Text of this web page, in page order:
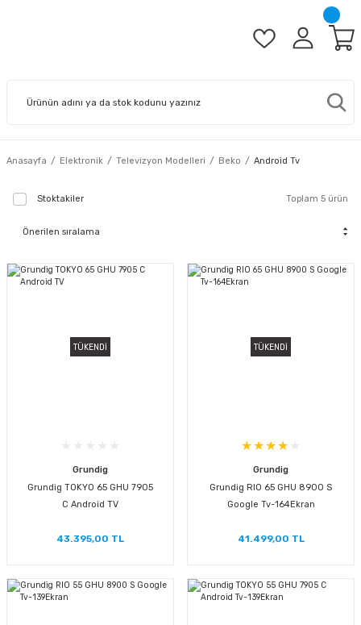
Anasayfa Elektronik Televizyon Modelleri Beko Android Tv
Stoktakiler Toplam 5 ürün
TÜKENDİ
Grundig
Grundig TOKYO 65 GHU 7905
C Android TV
43.395,00 TL
TÜKENDİ
Grundig
Grundig RIO 65 GHU 8900 S
Google Tv-164Ekran
41.499,00 TL